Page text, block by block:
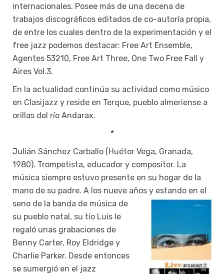
internacionales. Posee más de una decena de
trabajos discográficos editados de co-autoría propia,
de entre los cuales dentro de la experimentación y el
free jazz podemos destacar: Free Art Ensemble,
Agentes 53210, Free Art Three, One Two Free Fall y
Aires Vol.3.
En la actualidad continúa su actividad como músico
en Clasijazz y reside en Terque, pueblo almeriense a
orillas del río Andarax.
*
Julián Sánchez Carballo (Huétor Vega, Granada,
1980). Trompetista, educador y compositor. La
música siempre estuvo presente en su hogar de la
mano de su padre. A los nueve años y estando en el
seno de la banda de música de
su pueblo natal, su tío Luis le
regaló unas grabaciones de
Benny Carter, Roy Eldridge y
Charlie Parker. Desde entonces
se sumergió en el jazz